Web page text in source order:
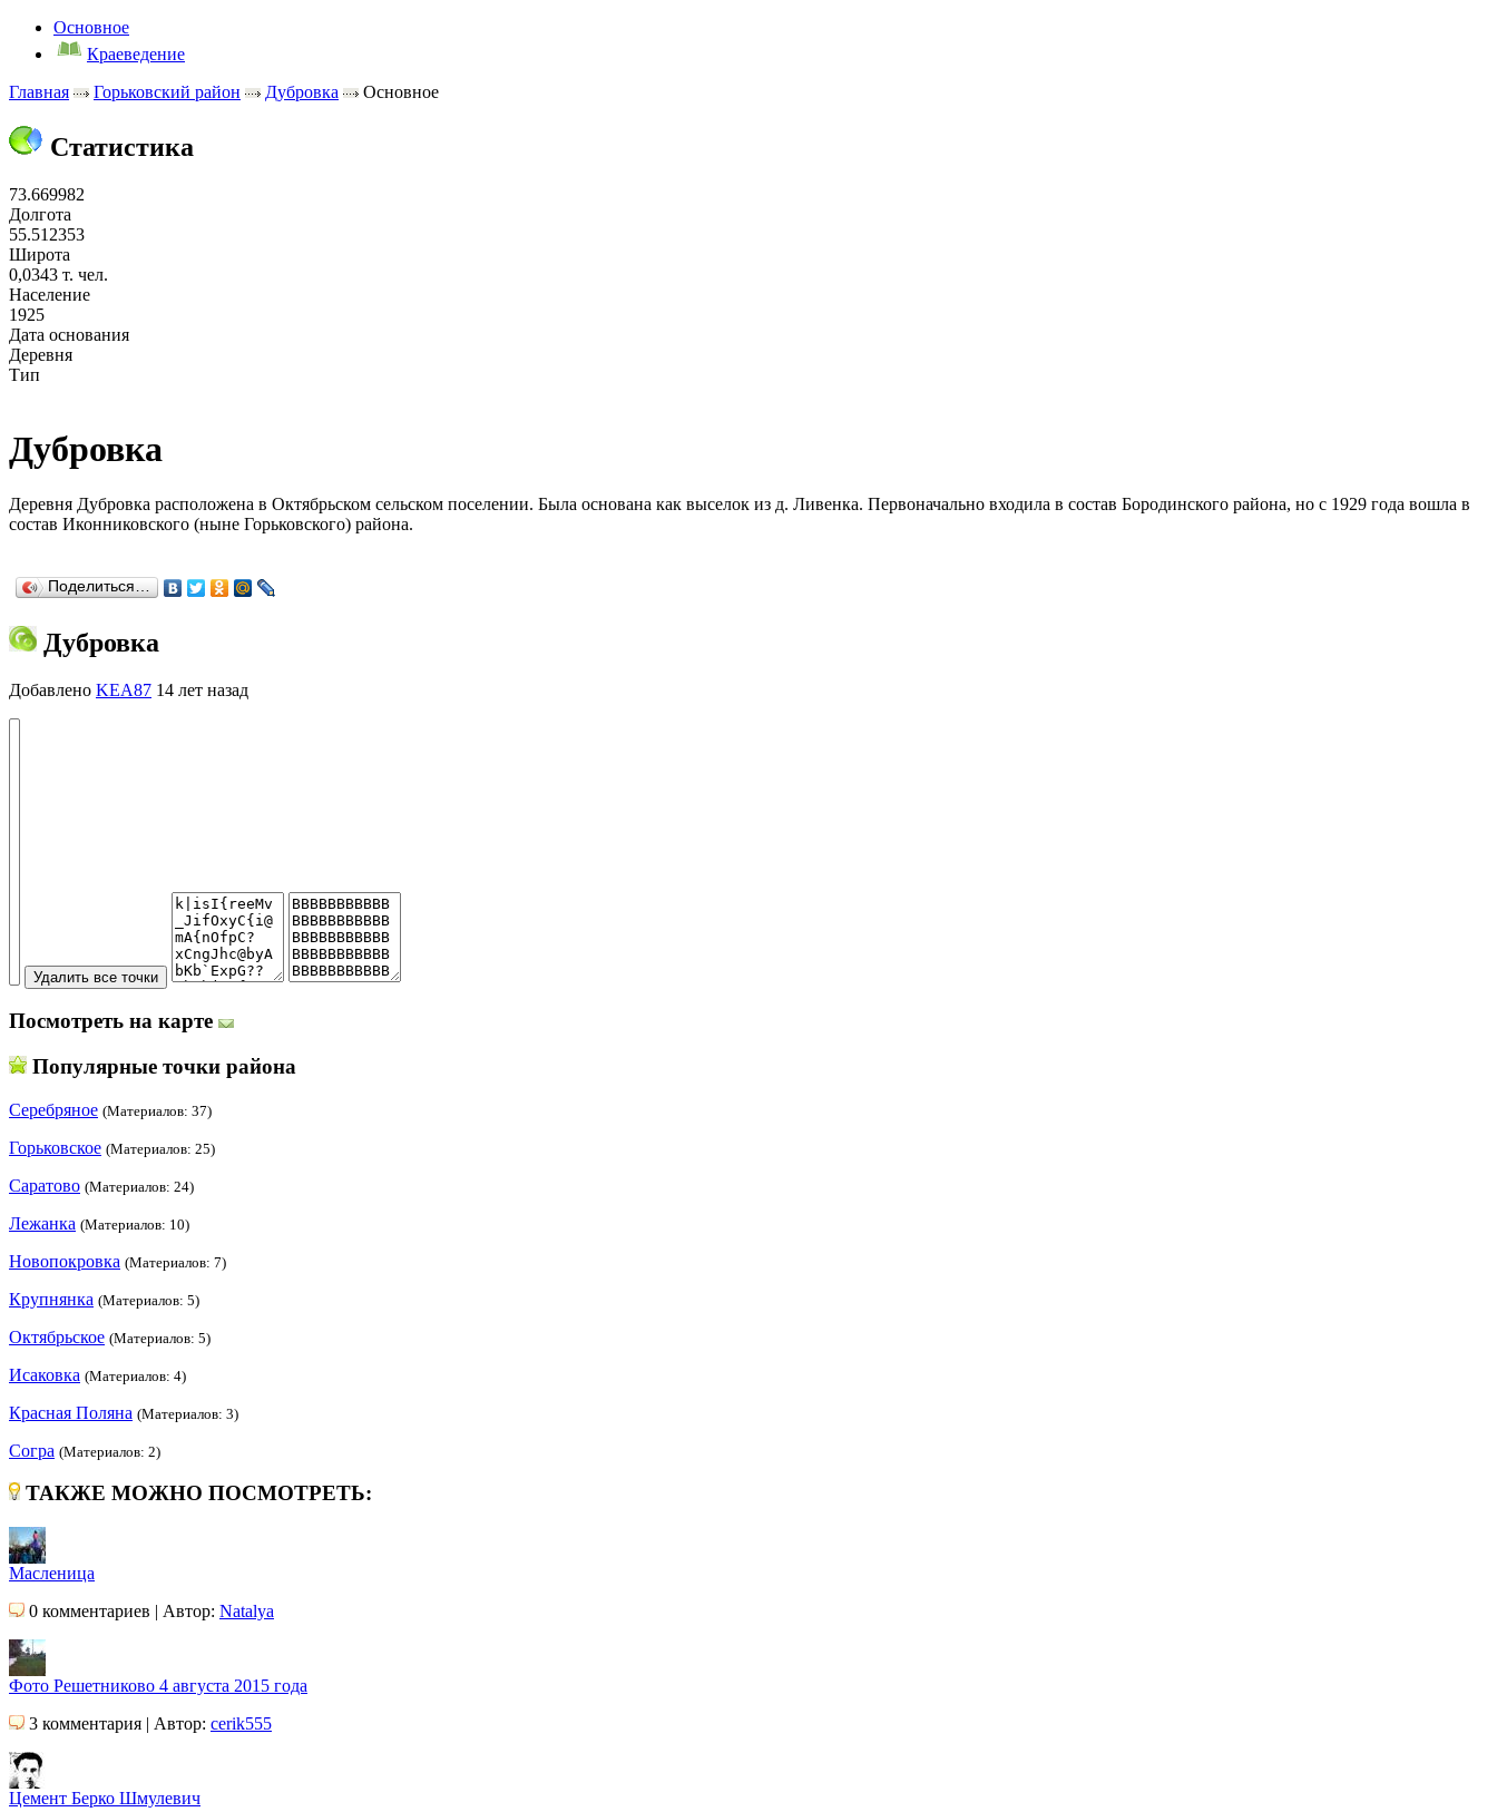
Основное
Краеведение
Главная
Горьковский район Дубровка Основное
Статистика
73.669982
Долгота
55.512353
Широта
0,0343 т. чел.
Население
1925
Дата основания
Деревня
Тип
Дубровка
Деревня Дубровка расположена в Октябрьском сельском поселении. Была основана как выселок из д. Ливенка. Первоначально входила в состав Бородинского района, но с 1929 года вошла в
состав Иконниковского (ныне Горьковского) района.
Поделиться…
Дубровка
Добавлено KEA87 14 лет назад
Посмотреть на карте
Популярные точки района
Серебряное (Материалов: 37)
Горьковское (Материалов: 25)
Саратово (Материалов: 24)
Лежанка (Материалов: 10)
Новопокровка (Материалов: 7)
Крупнянка (Материалов: 5)
Октябрьское (Материалов: 5)
Исаковка (Материалов: 4)
Красная Поляна (Материалов: 3)
Согра (Материалов: 2)
ТАКЖЕ МОЖНО ПОСМОТРЕТЬ:
Масленица
0 комментариев | Автор: Natalya
Фото Решетниково 4 августа 2015 года
3 комментария | Автор: cerik555
Цемент Берко Шмулевич